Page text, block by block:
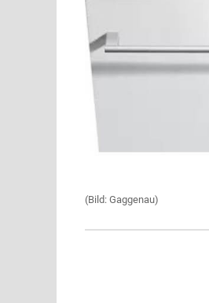
(Bild: Gaggenau)